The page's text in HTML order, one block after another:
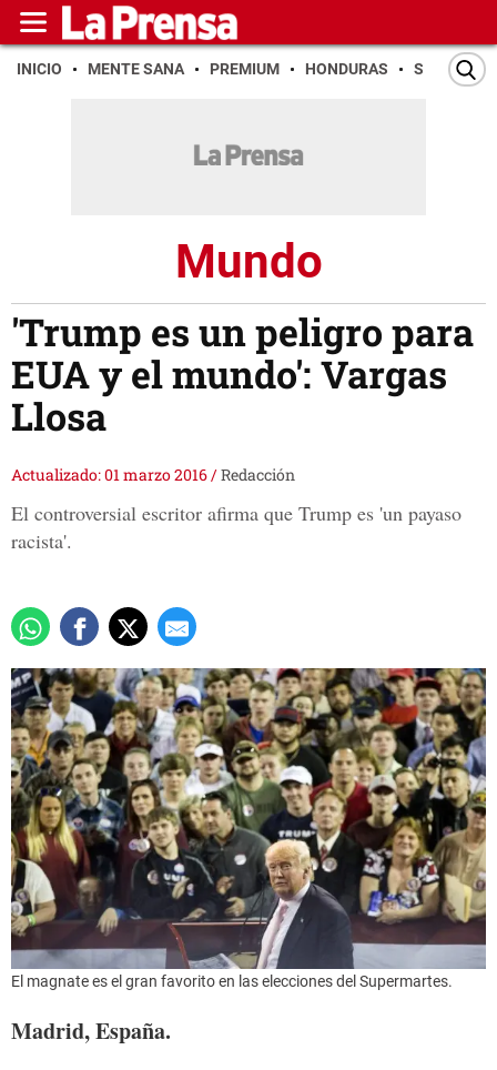
INICIO MENTE SANA PREMIUM HONDURAS SAN PEDRO
Mundo
'Trump es un peligro para
EUA y el mundo': Vargas
Llosa
Actualizado: 01 marzo 2016/Redacción
El controversial escritor afirma que Trump es 'un payaso
racista'.
El magnate es el gran favorito en las elecciones del Supermartes.
Madrid, España.